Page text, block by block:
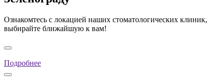
Ознакомтесь с локацией наших стоматологических клиник,
выбирайте ближайшую к вам!
Подробнее